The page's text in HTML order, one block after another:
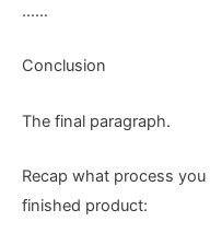
……
Conclusion
The final paragraph.
Recap what process
finished product: